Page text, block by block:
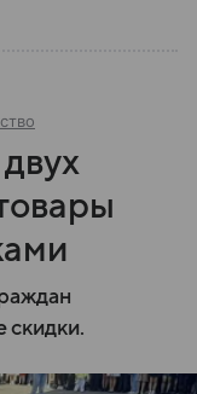
скидки.